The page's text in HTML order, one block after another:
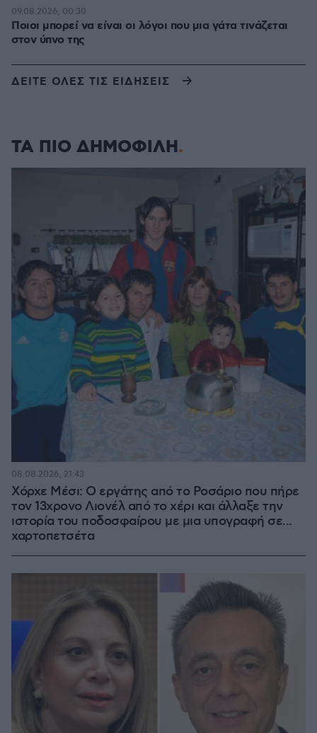
Ποιοι μπορεί να είναι οι λόγοι που μια γάτα τινάζεται
στον ύπνο της
09.08.2026, 00:30
ΔΕΙΤΕ ΟΛΕΣ ΤΙΣ ΕΙΔΗΣΕΙΣ
ΤΑ ΠΙΟ ΔΗΜΟΦΙΛΗ
Χόρχε Μέσι: Ο εργάτης από το Ροσάριο που πήρε
τον 13χρονο Λιονέλ από το χέρι και άλλαξε την
ιστορία του ποδοσφαίρου με μια υπογραφή σε...
χαρτοπετσέτα
08.08.2026, 21:43